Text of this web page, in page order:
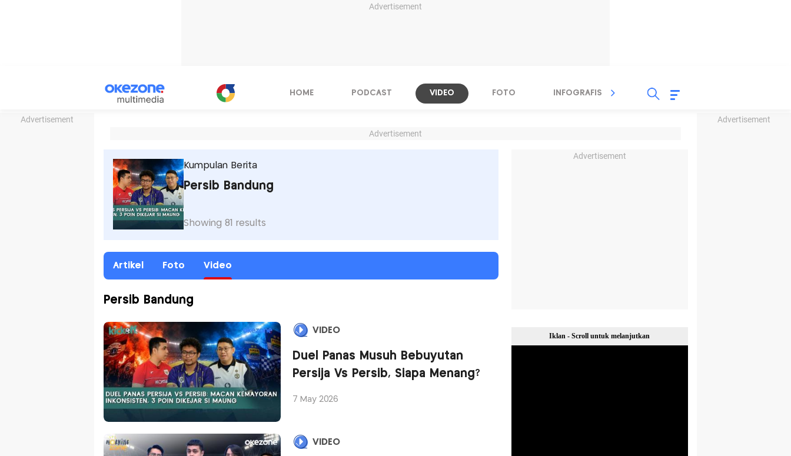
Advertisement
Advertisement Advertisement
HOME PODCAST VIDEO FOTO INFOGRAFIS TV STREAMING
Advertisement
Kumpulan Berita
Persib Bandung
Showing 81 results
Artikel Foto Video
Persib Bandung
VIDEO
Duel Panas Musuh Bebuyutan
Persija Vs Persib, Siapa Menang?
7 May 2026
VIDEO
Advertisement
Iklan - Scroll untuk melanjutkan